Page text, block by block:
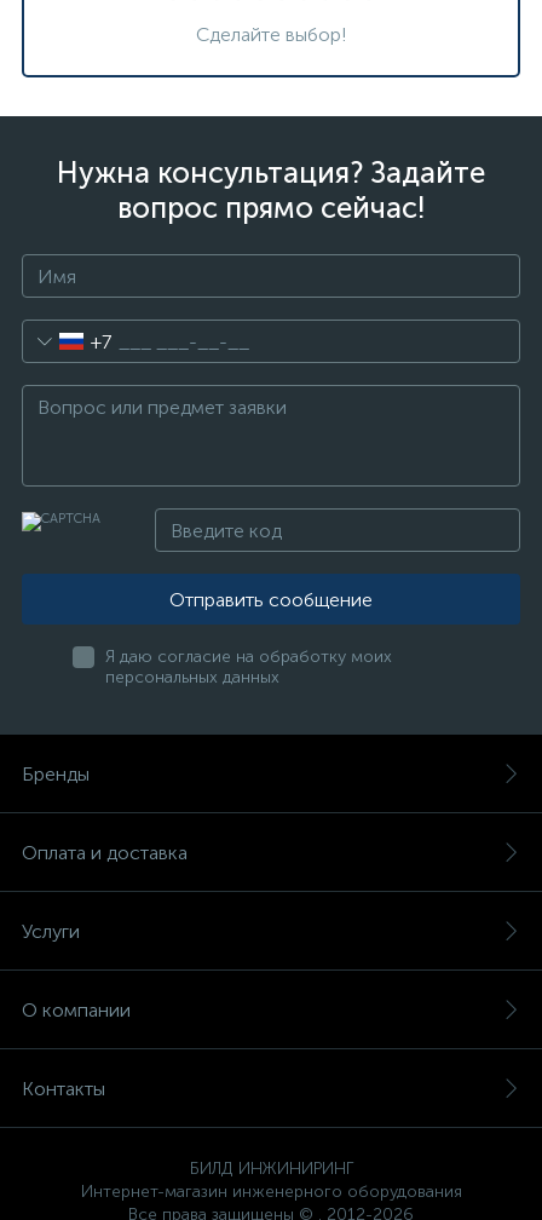
Сделайте выбор!
Нужна консультация? Задайте
вопрос прямо сейчас!
+7
Отправить сообщение
Я даю согласие на обработку моих
персональных данных
Бренды
Оплата и доставка
Услуги
О компании
Контакты
БИЛД ИНЖИНИРИНГ
Интернет-магазин инженерного оборудования
Все права защищены © . 2012-2026